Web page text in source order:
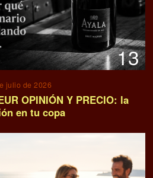
13
julio de 2026
OPINIÓN Y PRECIO: la
en tu copa